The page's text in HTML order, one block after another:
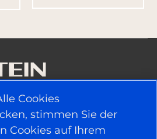
Cookies
stimmen Sie der
Cookies auf Ihrem